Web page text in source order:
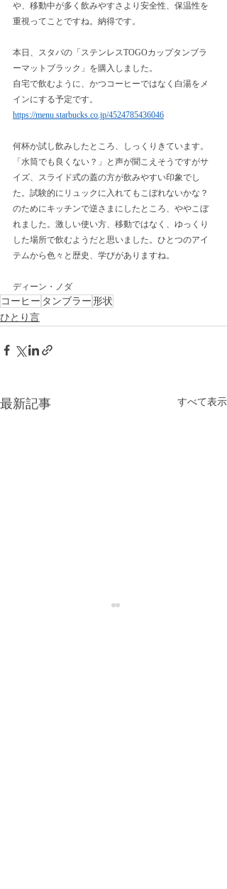
や、移動中が多く飲みやすさより安全性、保温性を
重視ってことですね。納得です。
本日、スタバの「ステンレスTOGOカップタンブラ
ーマットブラック」を購入しました。
自宅で飲むように、かつコーヒーではなく白湯をメ
インにする予定です。
https://menu.starbucks.co.jp/4524785436046
何杯か試し飲みしたところ、しっくりきています。
「水筒でも良くない？」と声が聞こえそうですがサ
イズ、スライド式の蓋の方が飲みやすい印象でし
た。試験的にリュックに入れてもこぼれないかな？
のためにキッチンで逆さまにしたところ、ややこぼ
れました。激しい使い方、移動ではなく、ゆっくり
した場所で飲むようだと思いました。ひとつのアイ
テムから色々と歴史、学びがありますね。
ディーン・ノダ
コーヒー タンブラー形状
ひとり言
最新記事 すべて表示